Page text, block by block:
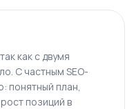
как с двумя
С частным SEO-
понятный план,
позиций в